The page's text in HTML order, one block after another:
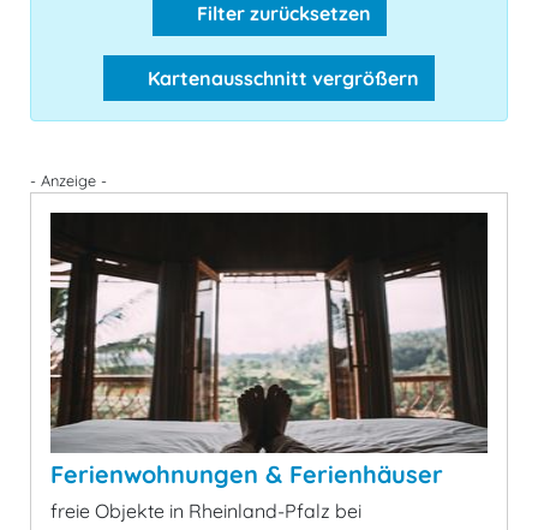
Filter zurücksetzen
Kartenausschnitt vergrößern
- Anzeige -
Ferienwohnungen & Ferienhäuser
freie Objekte in Rheinland-Pfalz bei